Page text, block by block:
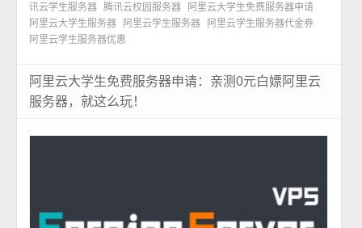
讯云学生服务器 腾讯云校园服务器
阿里云大学生免费服务器申请
阿里云大学生服务器
阿里云学生服务器
阿里云学生服务器代金券
阿里云学生服务器优惠
阿里云大学生免费服务器申请：亲测0元白嫖阿里云
服务器，就这么玩！